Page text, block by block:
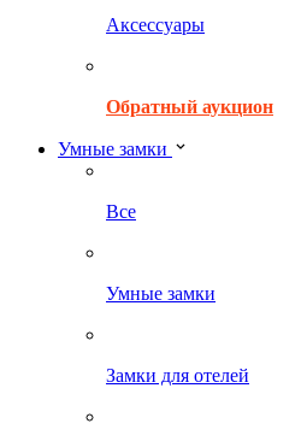
Аксессуары
Обратный аукцион
Умные замки
Все
Умные замки
Замки для отелей